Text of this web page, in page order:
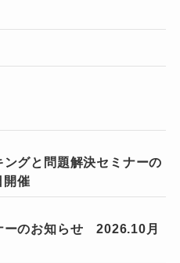
グと問題解決セミナーの
催
ーのお知らせ 2026.10月